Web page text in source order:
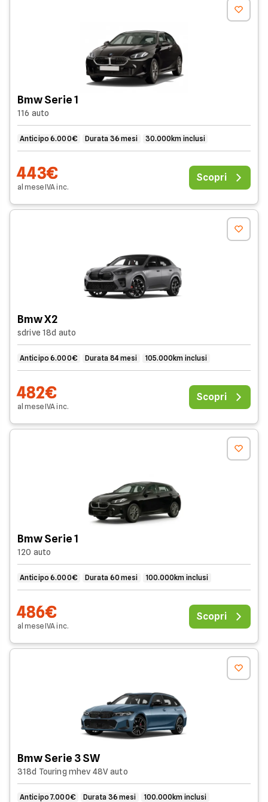
Bmw Serie 1
116 auto
Anticipo 6.000€ Durata 36 mesi 30.000km inclusi
443€
al meseIVAinc.
Scopri
Bmw X2
sdrive 18d auto
Anticipo 6.000€ Durata 84 mesi 105.000km inclusi
482€
al meseIVAinc.
Scopri
Bmw Serie 1
120 auto
Anticipo 6.000€ Durata 60 mesi 100.000km inclusi
486€
al meseIVAinc.
Scopri
Bmw Serie 3 SW
318d Touring mhev 48V auto
Anticipo 7.000€ Durata 36 mesi 100.000km inclusi